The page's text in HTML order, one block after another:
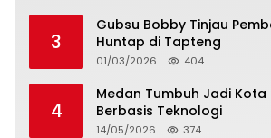
3
Gubsu Bobby Tinjau
Huntap di Tapteng
01/03/2026 404
4
Medan Tumbuh Jadi
Berbasis Teknologi
14/05/2026 374